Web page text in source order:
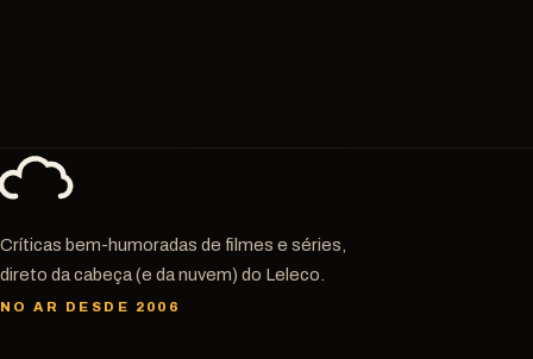
Críticas bem-humoradas de filmes e séries,
direto da cabeça (e da nuvem) do Leleco.
NO AR DESDE 2006